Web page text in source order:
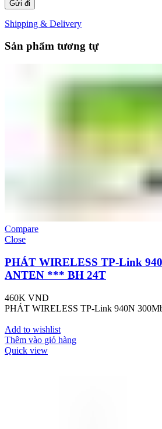
Shipping & Delivery
Sản phẩm tương tự
Compare
Close
PHÁT WIRELESS TP-Link
ANTEN *** BH 24T
460K VND
PHÁT WIRELESS TP-Link 940N
Add to wishlist
Thêm vào giỏ hàng
Quick view